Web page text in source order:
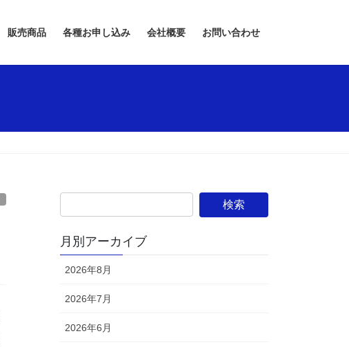
販売商品 各種お申し込み 会社概要 お問い合わせ
月別アーカイブ
2026年8月
2026年7月
2026年6月